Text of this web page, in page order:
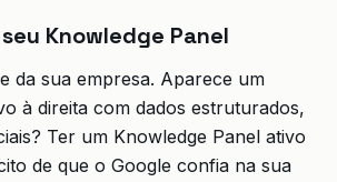
Knowledge Panel
da sua empresa. Aparece um
à direita com dados estruturados,
Ter um Knowledge Panel ativo
de que o Google confia na sua